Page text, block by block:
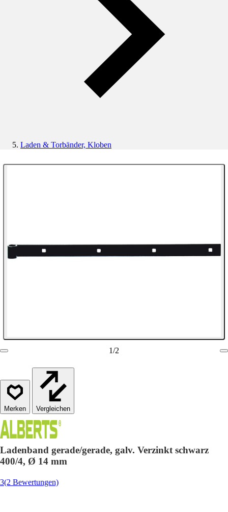
Laden & Torbänder, Kloben
1/2
Vergleichen
Ladenband gerade/gerade, galv. Verzinkt schwarz
400/4, Ø 14 mm
3(2 Bewertungen)